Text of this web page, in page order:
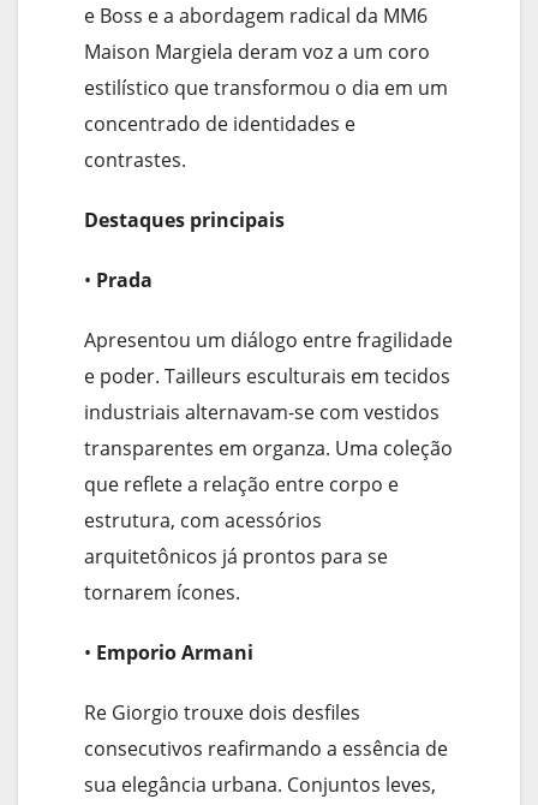
e Boss e a abordagem radical da MM6
Maison Margiela deram voz a um coro
estilístico que transformou o dia em um
concentrado de identidades e
contrastes.
Destaques principais
• Prada
Apresentou um diálogo entre fragilidade
e poder. Tailleurs esculturais em tecidos
industriais alternavam-se com vestidos
transparentes em organza. Uma coleção
que reflete a relação entre corpo e
estrutura, com acessórios
arquitetônicos já prontos para se
tornarem ícones.
• Emporio Armani
Re Giorgio trouxe dois desfiles
consecutivos reafirmando a essência de
sua elegância urbana. Conjuntos leves,